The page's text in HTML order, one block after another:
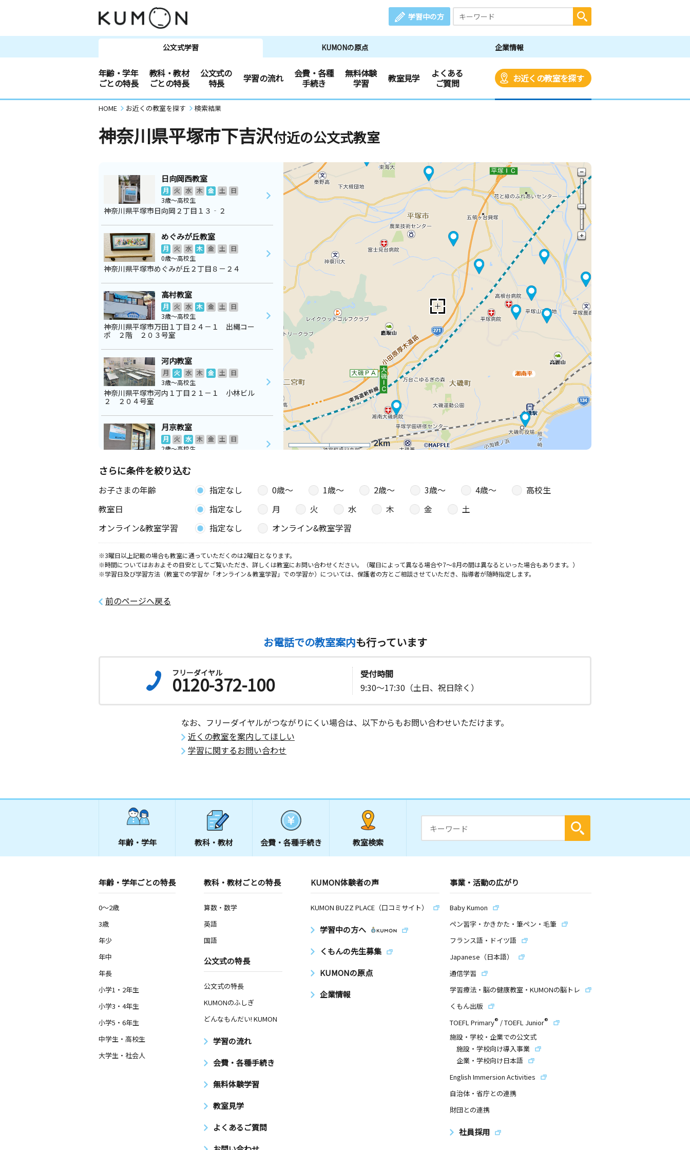
学習中の方
公文式学習 KUMONの原点 企業情報
年齢・学年
ごとの特長
教科・教材
ごとの特長
公文式の
特長
学習の流れ
会費・各種
手続き
無料体験
学習
教室見学
よくある
ご質問
お近くの教室を探す
HOME お近くの教室を探す 検索結果
神奈川県平塚市下吉沢付近の公文式教室
2km
日向岡西教室
月 火 水 木 金 土
日
3歳～高校生
神奈川県平塚市日向岡２丁目１３‐２
めぐみが丘教室
月 火 水 木 金 土
日
0歳～高校生
神奈川県平塚市めぐみが丘２丁目８－２４
高村教室
月 火 水 木 金 土
日
3歳～高校生
神奈川県平塚市万田１丁目２４－１ 出縄コー
ポ ２階 ２０３号室
河内教室
月 火 水 木 金 土
日
3歳～高校生
神奈川県平塚市河内１丁目２１－１ 小林ビル
２ ２０４号室
月京教室
月 火 水 木 金 土
日
2歳～高校生
北金目教室
木 金 土 日
0歳～高校生
神奈川県平塚市北金目７９５－１０
山下教室
月 火 水 木 金 土
日
3歳～高校生
神奈川県平塚市山下３丁目２４番１１号
まとい教室
大磯小前教室
火 水 木 金 土
0歳～高校生
神奈川県中郡大磯町大磯１２３１－７
東海大学前教室
水 木 金
日
0歳～高校生
神奈川県秦野市南矢名２５８－８Ｊハイムビル１
神奈川県平塚市南原１丁目１３－１０
さらに条件を絞り込む
お子さまの年齢 指定なし 0歳〜 1歳〜 2歳〜 3歳〜 4歳〜
高校生
教室日
指定なし 月 火 水 木 金
土
オンライン&教室学習
指定なし オンライン&教室学習
※3曜日以上記載の場合も教室に通っていただくのは2曜日となります。
※時間についてはおおよその目安としてご覧いただき、詳しくは教室にお問い合わせください。（曜日によって異なる場合や7～8月の間は異なるといった場合もあります。）
※学習日及び学習方法（教室での学習か「オンライン＆教室学習」での学習か）については、保護者の方とご相談させていただき、指導者が随時指定します。
前のページへ戻る
お電話での教室案内も行っています
フリーダイヤル
0120-372-100
受付時間
9:30～17:30（土日、祝日除く）
なお、フリーダイヤルがつながりにくい場合は、以下からもお問い合わせいただけます。
近くの教室を案内してほしい
学習に関するお問い合わせ
年齢・学年 教科・教材 会費・ 各種手続き 教室検索
年齢・学年ごとの特長
0～2歳
3歳
年少
年中
年長
小学1・2年生
小学3・4年生
小学5・6年生
中学生・高校生
大学生・社会人
教科・教材ごとの特長
算数・数学
英語
国語
公文式の特長
公文式の特長
KUMONのふしぎ
どんなもんだい! KUMON
学習の流れ
会費・各種手続き
無料体験学習
教室見学
よくあるご質問
KUMON体験者の声
KUMON BUZZ PLACE（口コミサイト）
学習中の方へ
くもんの先生募集
KUMONの原点
企業情報
事業・活動の広がり
Baby Kumon
ペン習字・かきかた・筆ペン・毛筆
フランス語・ドイツ語
Japanese（日本語）
通信学習
学習療法・脳の健康教室・KUMONの脳トレ
くもん出版
TOEFL Primary® /TOEFL Junior®
施設・学校・企業での公文式
施設・学校向け導入事業
企業・学校向け日本語
English Immersion Activities
自治体・省庁との連携
財団との連携
社員採用